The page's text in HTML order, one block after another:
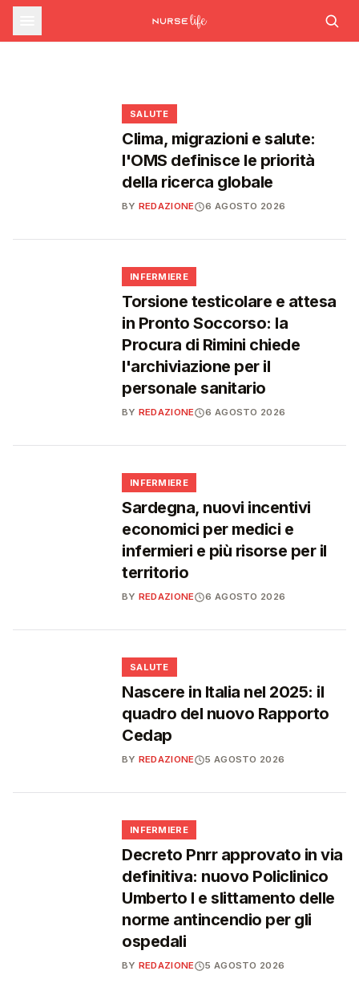
farmaceutica supera i 39 miliardi,
boom di farmaci per diabete e
SALUTE
Emergenza caldo: il numero 1500 supera le
SALUTE
AIFA aggiorna il Programma attività 2026: le
SALUTE
Clima, migrazioni e salute:
l'OMS definisce le priorità
della ricerca globale
BY REDAZIONE 6 AGOSTO 2026
INFERMIERE
Torsione testicolare e attesa
in Pronto Soccorso: la
Procura di Rimini chiede
l'archiviazione per il
personale sanitario
BY REDAZIONE 6 AGOSTO 2026
INFERMIERE
Sardegna, nuovi incentivi
economici per medici e
infermieri e più risorse per il
territorio
BY REDAZIONE 6 AGOSTO 2026
SALUTE
Nascere in Italia nel 2025: il
quadro del nuovo Rapporto
Cedap
BY REDAZIONE 5 AGOSTO 2026
INFERMIERE
Decreto Pnrr approvato in via
definitiva: nuovo Policlinico
Umberto I e slittamento delle
norme antincendio per gli
ospedali
BY REDAZIONE 5 AGOSTO 2026